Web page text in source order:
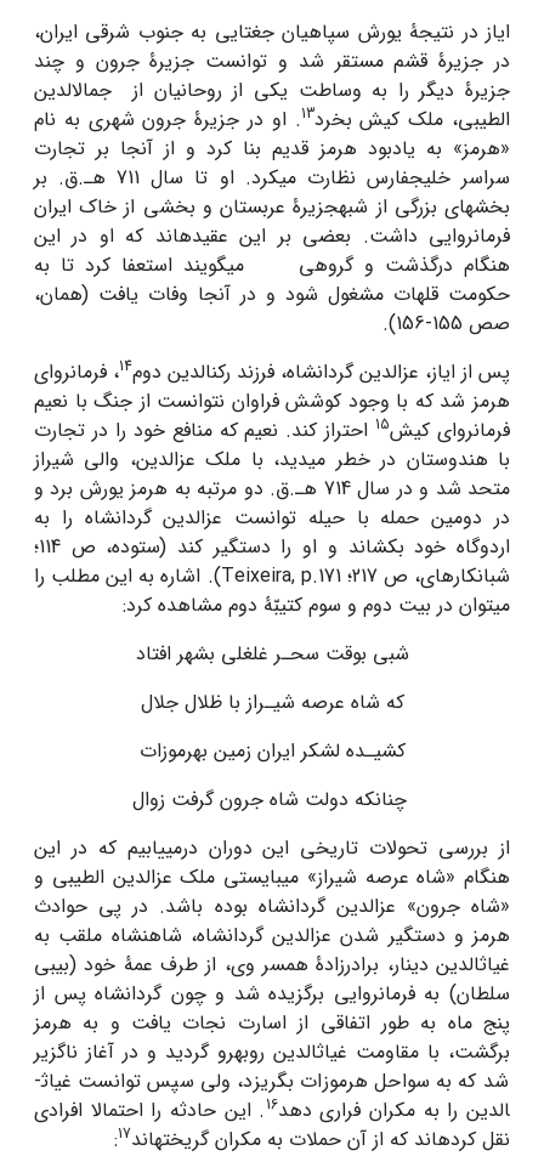
ایاز در نتیجۀ یورش سپاهیان جغتایی به جنوب شرقی ایران،
در جزیرۀ قشم مستقر شد و توانست جزیرۀ جرون و چند
جزیرۀ دیگر را به وساطت یکی از روحانیان از جمال­الدین
الطیبی، ملک کیش بخرد13. او در جزیرۀ جرون شهری به نام
«هرمز» به یادبود هرمز قدیم بنا کرد و از آنجا بر تجارت
سراسر خلیج­فارس نظارت می­کرد. او تا سال 711 هـ.ق. بر
بخش­های بزرگی از شبه­جزیرۀ عربستان و بخشی از خاک ایران
فرمانروایی داشت. بعضی بر این عقیده­اند که او در این
هنگام درگذشت و گروهی می­گویند استعفا کرد تا به
حکومت قلهات مشغول شود و در آنجا وفات یافت (همان،
صص 155-156).
پس از ایاز، عز­الدین گردان­شاه، فرزند رکن­الدین دوم14، فرمانروای
هرمز شد که با وجود کوشش فراوان نتوانست از جنگ با نعیم
فرمانروای کیش15احتراز کند. نعیم که منافع خود را در تجارت
با هندوستان در خطر می­دید، با ملک عزالدین، والی شیراز
متحد شد و در سال 714 هـ.ق. دو مرتبه به هرمز یورش برد و
در دومین حمله با حیله توانست عز­الدین گردانشاه را به
اردوگاه خود بکشاند و او را دستگیر کند (ستوده، ص 114؛
شبانکاره­ای، ص 217؛ Teixeira, p.171). اشاره به این مطلب را
می­توان در بیت دوم و سوم کتیبّۀ دوم مشاهده کرد:
شبی بوقت سحـر غلغلی بشهر افتاد
که شاه عرصه شیـراز با ظلال جلال
کشیـده لشکر ایران زمین بهرموزات
چنانکه دولت شاه جرون گرفت زوال
از بررسی تحولات تاریخی این دوران درمی­یابیم که در این
هنگام «شاه عرصه شیراز» می­بایستی ملک عزالدین الطیبی و
«شاه جرون» عز­الدین گردانشاه بوده باشد. در پی حوادث
هرمز و دستگیر شدن عز­الدین گردانشاه، شاهنشاه ملقب به
غیاث­الدین دینار، برادرزادۀ همسر وی، از طرف عمۀ خود (بی­بی
سلطان) به فرمانروایی برگزیده شد و چون گردانشاه پس از
پنج ماه به طور اتفاقی از اسارت نجات یافت و به هرمز
برگشت، با مقاومت غیاث­الدین رو­به­رو گردید و در آغاز ناگزیر
شد که به سواحل هرموزات بگریزد، ولی سپس توانست غیاث­
الدین را به مکران فراری دهد16. این حادثه را احتمالا افرادی
نقل کرده­اند که از آن حملات به مکران گریخته­اند17
: